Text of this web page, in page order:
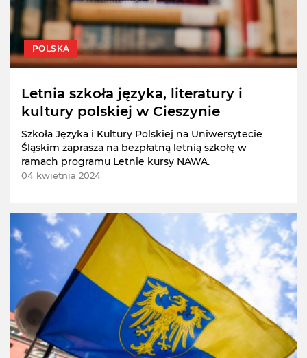
POLSKA
Letnia szkoła języka, literatury i
kultury polskiej w Cieszynie
Szkoła Języka i Kultury Polskiej na Uniwersytecie
Śląskim zaprasza na bezpłatną letnią szkołę w
ramach programu Letnie kursy NAWA.
04 kwietnia 2024